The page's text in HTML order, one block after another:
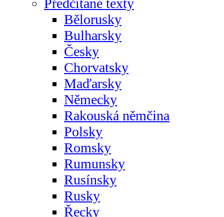
Předčítané texty
Bělorusky
Bulharsky
Česky
Chorvatsky
Maďarsky
Německy
Rakouská němčina
Polsky
Romsky
Rumunsky
Rusínsky
Rusky
Řecky